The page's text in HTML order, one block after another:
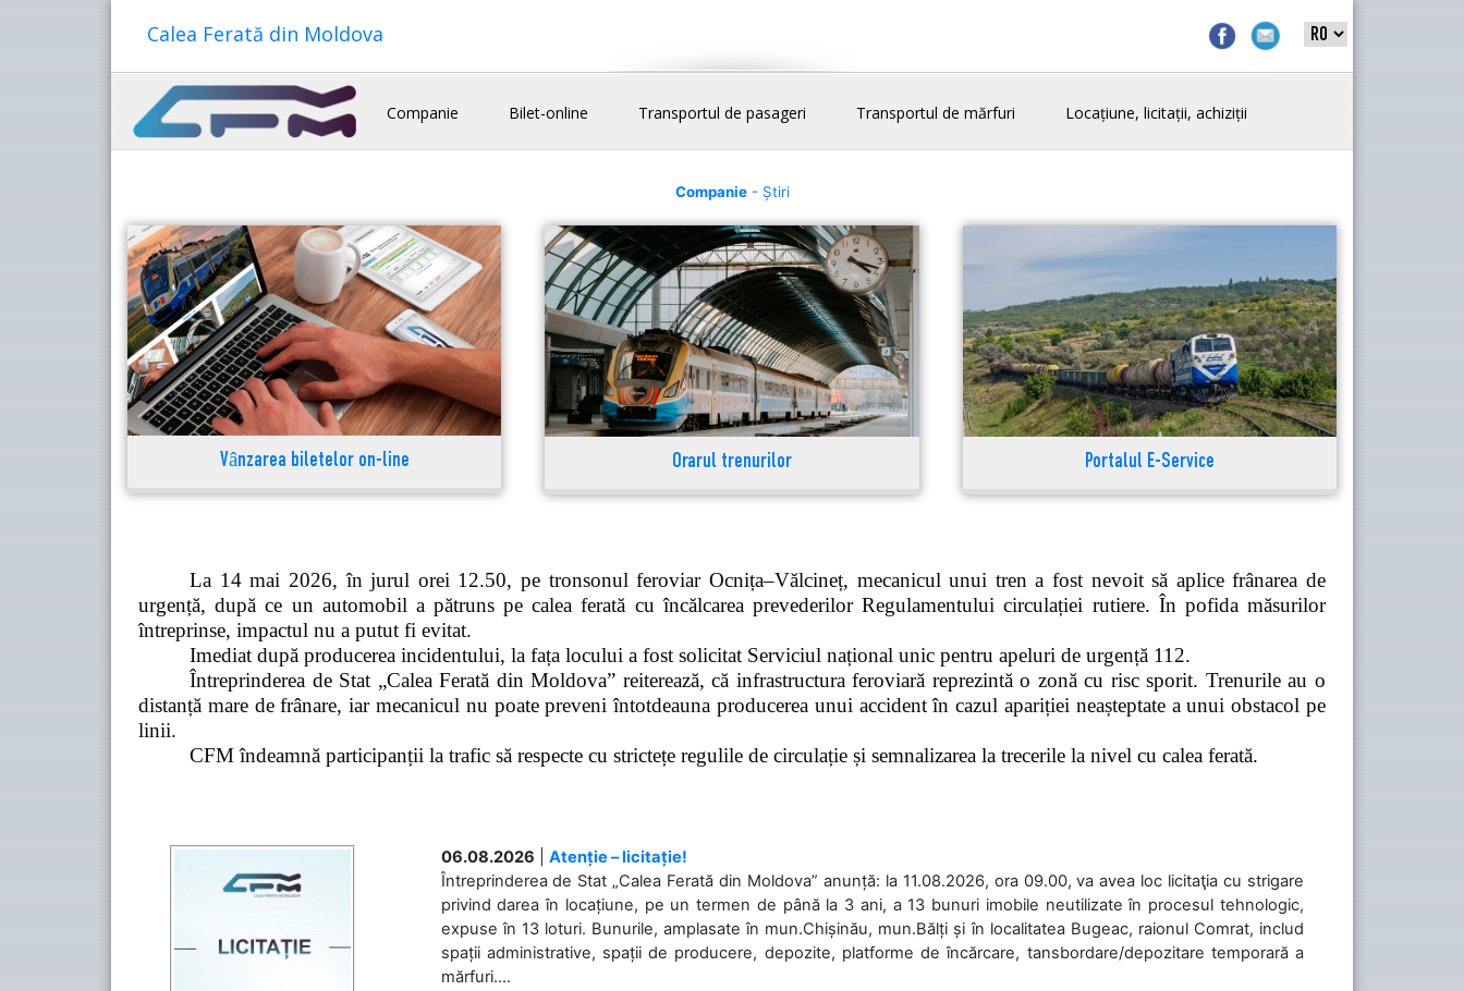
Calea Ferată din Moldova
Companie Bilet-online Transportul de pasageri Transportul de mărfuri Locațiune, licitații, achiziții
Companie- Știri
Vânzarea biletelor on-line Orarul trenurilor Portalul E-Service
La 14 mai 2026, în jurul orei 12.50, pe tronsonul feroviar Ocnița–Vălcineț, mecanicul unui tren a fost nevoit să aplice frânarea de
urgență, după ce un automobil a pătruns pe calea ferată cu încălcarea prevederilor Regulamentului circulației rutiere. În pofida măsurilor
întreprinse, impactul nu a putut fi evitat.
Imediat după producerea incidentului, la fața locului a fost solicitat Serviciul național unic pentru apeluri de urgență 112.
Întreprinderea de Stat „Calea Ferată din Moldova” reiterează, că infrastructura feroviară reprezintă o zonă cu risc sporit. Trenurile au o
distanță mare de frânare, iar mecanicul nu poate preveni întotdeauna producerea unui accident în cazul apariției neașteptate a unui obstacol pe
linii.
CFM îndeamnă participanții la trafic să respecte cu strictețe regulile de circulație și semnalizarea la trecerile la nivel cu calea ferată.
06.08.2026
Atenție – licitație!
Întreprinderea de Stat „Calea Ferată din Moldova” anunță: la 11.08.2026, ora 09.00, va avea loc licitaţia cu strigare
privind darea în locațiune, pe un termen de până la 3 ani, a 13 bunuri imobile neutilizate în procesul tehnologic,
expuse în 13 loturi. Bunurile, amplasate în mun.Chișinău, mun.Bălți și în localitatea Bugeac, raionul Comrat, includ
spații administrative, spații de producere, depozite, platforme de încărcare, tansbordare/depozitare temporară a
mărfuri....